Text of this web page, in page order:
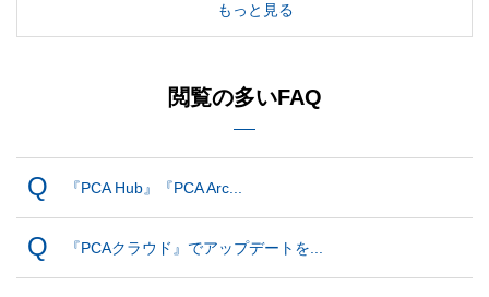
もっと見る
閲覧の多いFAQ
『PCA Hub』『PCA Arc...
『PCAクラウド』でアップデートを...